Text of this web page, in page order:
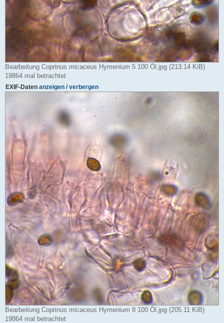
Bearbeitung Coprinus micaceus Hymenium 5 100 Öl.jpg (213.14 KiB)
19864 mal betrachtet
EXIF-Daten anzeigen / verbergen
Bearbeitung Coprinus micaceus Hymenium 8 100 Öl.jpg (205.11 KiB)
19864 mal betrachtet